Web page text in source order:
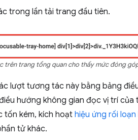
trong lần tải trang đầu tiên.
trên trang tổng quan cho thấy mức đóng
lượt tương tác này bằng bảng
hướng không gian đọc vị trí
tốn kém, kích hoạt hiệu ứng rối
tử khác.